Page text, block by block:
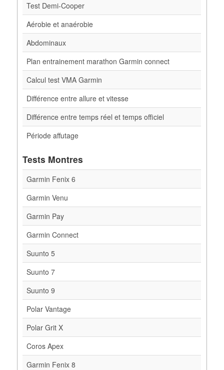
Test Demi-Cooper
Aérobie et anaérobie
Abdominaux
Plan entrainement marathon Garmin connect
Calcul test VMA Garmin
Différence entre allure et vitesse
Différence entre temps réel et temps officiel
Période affutage
Tests Montres
Garmin Fenix 6
Garmin Venu
Garmin Pay
Garmin Connect
Suunto 5
Suunto 7
Suunto 9
Polar Vantage
Polar Grit X
Coros Apex
Garmin Fenix 8